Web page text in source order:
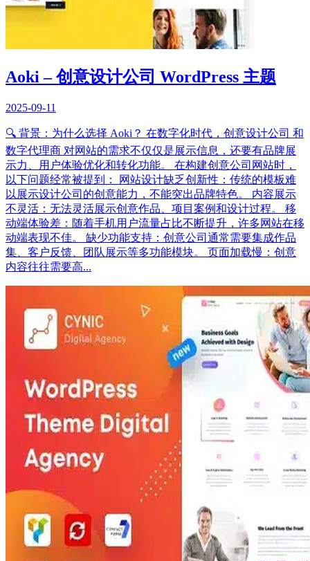
Aoki – 创意设计公司 WordPress 主题
2025-09-11
🔍 背景：为什么选择 Aoki？ 在数字化时代，创意设计公司 和
数字代理商 对网站的需求不仅仅是展示信息，还要有品牌展
示力、用户体验优化和转化功能。 在构建创意公司网站时，
以下问题经常被提到： 网站设计缺乏创新性：传统的模板难
以展示设计公司的创意能力，不能突出品牌特色。 内容展示
不灵活：无法灵活展示创意作品、项目案例和设计过程。 移
动端体验差：随着手机用户流量占比不断提升，许多网站在移
动端表现不佳。 缺少功能支持：创意公司通常需要集成作品
集、客户反馈、团队展示等多功能模块。 页面加载慢：创意
内容往往需要高...